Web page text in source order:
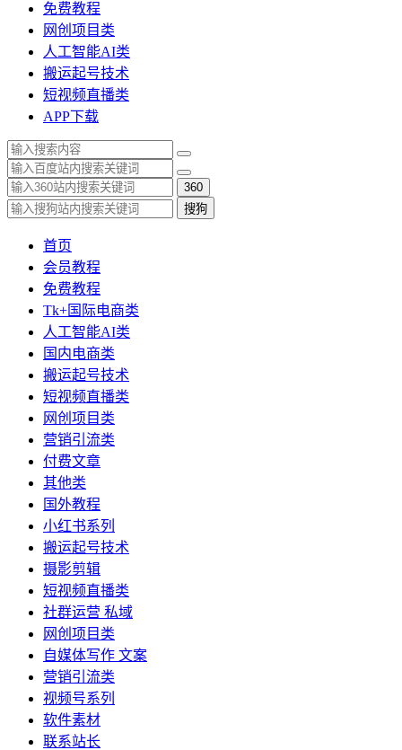
免费教程
网创项目类
人工智能AI类
搬运起号技术
短视频直播类
APP下载
360
搜狗
首页
会员教程
免费教程
Tk+国际电商类
人工智能AI类
国内电商类
搬运起号技术
短视频直播类
网创项目类
营销引流类
付费文章
其他类
国外教程
小红书系列
搬运起号技术
摄影剪辑
短视频直播类
社群运营 私域
网创项目类
自媒体写作 文案
营销引流类
视频号系列
软件素材
联系站长